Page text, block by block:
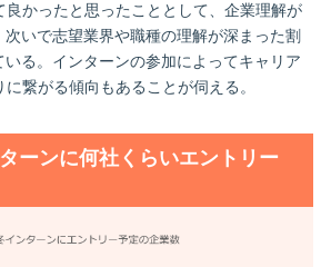
良かったと思ったこととして、企業理解が
いで志望業界や職種の理解が深まった割
る。インターンの参加によってキャリア
繋がる傾向もあることが伺える。
ーンに何社くらいエントリー